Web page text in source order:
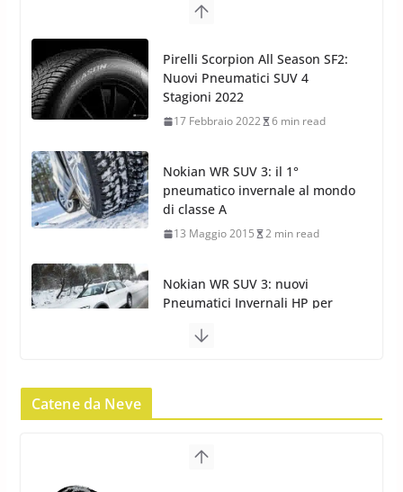
Pirelli Scorpion All Season SF2:
Nuovi Pneumatici SUV 4
Stagioni 2022
17 Febbraio 2022 6 min read
Nokian WR SUV 3: il 1°
pneumatico invernale al mondo
di classe A
13 Maggio 2015 2 min read
Nokian WR SUV 3: nuovi
Pneumatici Invernali HP per
23 Aprile 2013
Yokohama Geolandar G073: nuovi
22 Novembre 2012
Catene da Neve